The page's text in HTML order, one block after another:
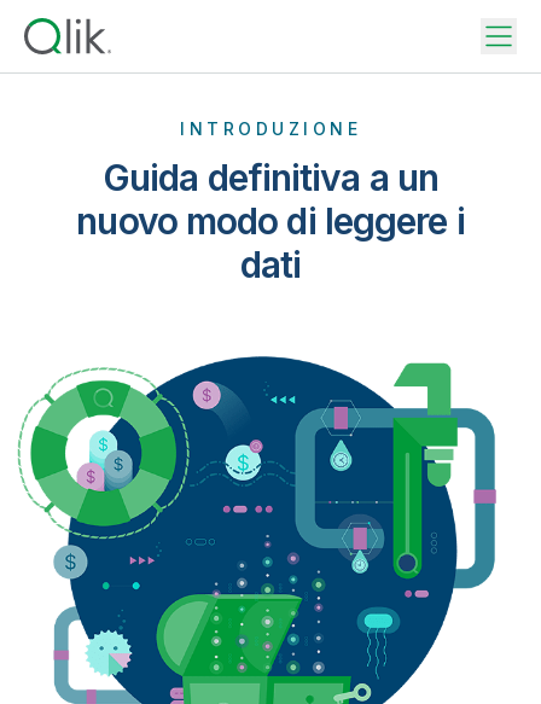
INTRODUZIONE
Guida definitiva a un
nuovo modo di leggere i
dati